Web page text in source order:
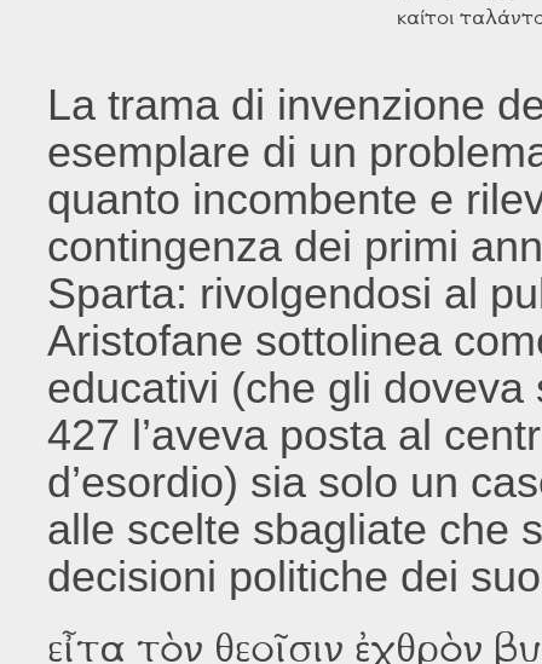
καίτοι
La trama di invenzione
esemplare di un
quanto incombente e
contingenza dei primi
Sparta: rivolgendosi al
Aristofane sottolinea
educativi (che gli
427 l’aveva posta al
d’esordio) sia solo un
alle scelte sbagliate che
decisioni politiche dei
εἶτα τὸν θεοῖσιν